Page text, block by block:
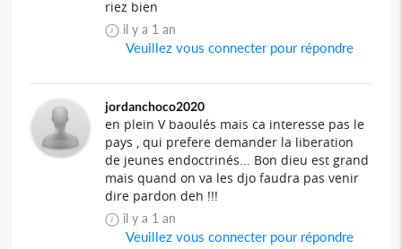
riez bien
il y a 1 an
Veuillez vous connecter pour répondre
jordanchoco2020
en plein V baoulés mais ca interesse pas le
pays , qui prefere demander la liberation
de jeunes endoctrinés... Bon dieu est grand
mais quand on va les djo faudra pas venir
dire pardon deh !!!
il y a 1 an
Veuillez vous connecter pour répondre